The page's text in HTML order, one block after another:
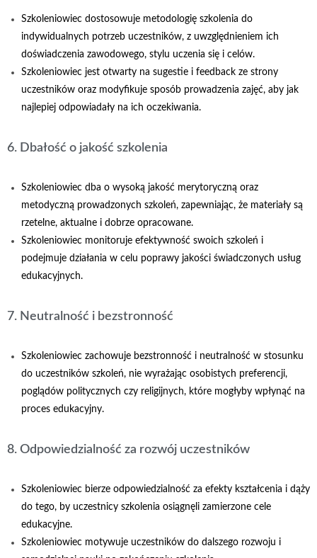
Szkoleniowiec dostosowuje metodologię szkolenia do
indywidualnych potrzeb uczestników, z uwzględnieniem ich
doświadczenia zawodowego, stylu uczenia się i celów.
Szkoleniowiec jest otwarty na sugestie i feedback ze strony
uczestników oraz modyfikuje sposób prowadzenia zajęć, aby jak
najlepiej odpowiadały na ich oczekiwania.
6. Dbałość o jakość szkolenia
Szkoleniowiec dba o wysoką jakość merytoryczną oraz
metodyczną prowadzonych szkoleń, zapewniając, że materiały są
rzetelne, aktualne i dobrze opracowane.
Szkoleniowiec monitoruje efektywność swoich szkoleń i
podejmuje działania w celu poprawy jakości świadczonych usług
edukacyjnych.
7. Neutralność i bezstronność
Szkoleniowiec zachowuje bezstronność i neutralność w stosunku
do uczestników szkoleń, nie wyrażając osobistych preferencji,
poglądów politycznych czy religijnych, które mogłyby wpłynąć na
proces edukacyjny.
8. Odpowiedzialność za rozwój uczestników
Szkoleniowiec bierze odpowiedzialność za efekty kształcenia i dąży
do tego, by uczestnicy szkolenia osiągnęli zamierzone cele
edukacyjne.
Szkoleniowiec motywuje uczestników do dalszego rozwoju i